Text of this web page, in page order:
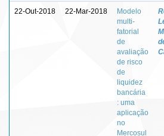
22-Out-2018 22-Mar-2018
Modelo
multi-
fatorial
de
avaliação
de risco
de
liquidez
bancária
: uma
aplicação
no
Mercosul